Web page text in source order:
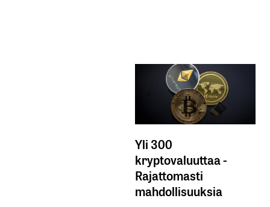
Yli 300
kryptovaluuttaa -
Rajattomasti
mahdollisuuksia